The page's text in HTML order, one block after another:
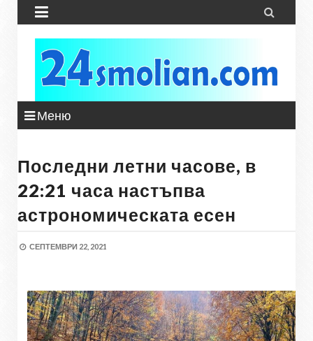
 
Меню
Последни летни часове, в
22:21 часа настъпва
астрономическата есен
СЕПТЕМВРИ 22, 2021